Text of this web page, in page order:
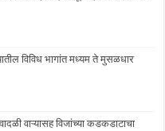
विविध भागांत मध्यम ते मुसळधार
वादळी वाऱ्यासह विजांच्या कडकडाटाचा